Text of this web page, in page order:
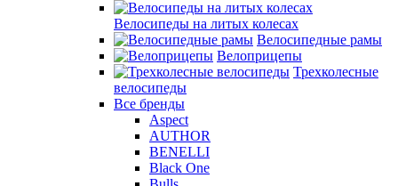
Велосипеды на литых колесах
Велосипедные рамы
Велоприцепы
Трехколесные
велосипеды
Все бренды
Aspect
AUTHOR
BENELLI
Black One